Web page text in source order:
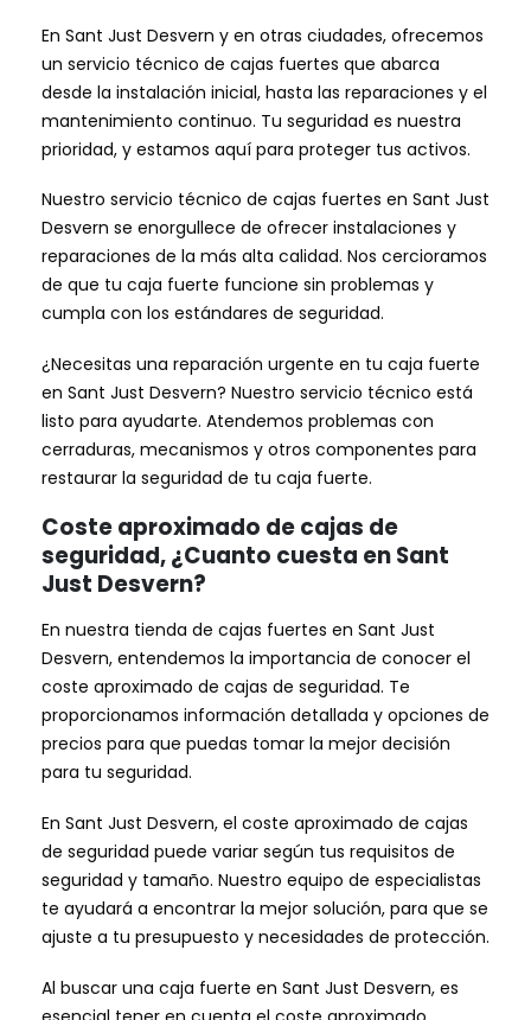
En Sant Just Desvern y en otras ciudades, ofrecemos
un servicio técnico de cajas fuertes que abarca
desde la instalación inicial, hasta las reparaciones y el
mantenimiento continuo. Tu seguridad es nuestra
prioridad, y estamos aquí para proteger tus activos.
Nuestro servicio técnico de cajas fuertes en Sant Just
Desvern se enorgullece de ofrecer instalaciones y
reparaciones de la más alta calidad. Nos cercioramos
de que tu caja fuerte funcione sin problemas y
cumpla con los estándares de seguridad.
¿Necesitas una reparación urgente en tu caja fuerte
en Sant Just Desvern? Nuestro servicio técnico está
listo para ayudarte. Atendemos problemas con
cerraduras, mecanismos y otros componentes para
restaurar la seguridad de tu caja fuerte.
Coste aproximado de cajas de
seguridad, ¿Cuanto cuesta en Sant
Just Desvern?
En nuestra tienda de cajas fuertes en Sant Just
Desvern, entendemos la importancia de conocer el
coste aproximado de cajas de seguridad. Te
proporcionamos información detallada y opciones de
precios para que puedas tomar la mejor decisión
para tu seguridad.
En Sant Just Desvern, el coste aproximado de cajas
de seguridad puede variar según tus requisitos de
seguridad y tamaño. Nuestro equipo de especialistas
te ayudará a encontrar la mejor solución, para que se
ajuste a tu presupuesto y necesidades de protección.
Al buscar una caja fuerte en Sant Just Desvern, es